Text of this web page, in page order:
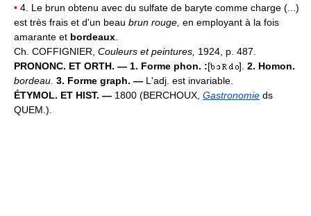
• 4. Le brun obtenu avec du sulfate de baryte comme charge (...)
est très frais et d'un beau brun rouge, en employant à la fois
amarante et bordeaux
Ch. COFFIGNIER, Couleurs et peintures, 1924, p. 487.
PRONONC. ET ORTH. — 1. Forme phon. :[ ]. 2. Homon.
bordeau. 3. Forme graph. — L'adj. est invariable.
ÉTYMOL. ET HIST. — 1800 (BERCHOUX, Gastronomie ds
QUEM.).